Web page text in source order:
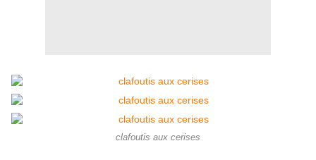
clafoutis aux cerises